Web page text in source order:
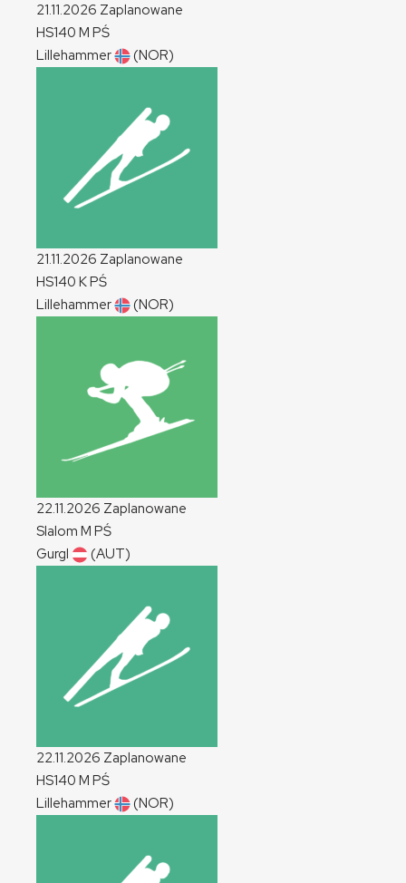
21.11.2026 Zaplanowane
HS140 M PŚ
Lillehammer
(NOR)
21.11.2026 Zaplanowane
HS140 KPŚ
Lillehammer
(NOR)
22.11.2026 Zaplanowane
Slalom M PŚ
Gurgl
(AUT)
22.11.2026 Zaplanowane
HS140 M PŚ
Lillehammer
(NOR)